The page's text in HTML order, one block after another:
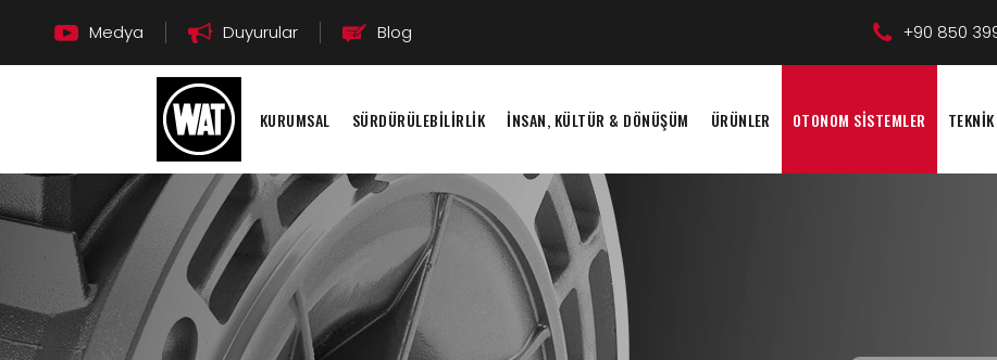
Medya Duyurular Blog +90 850
KURUMSAL SÜRDÜRÜLEBİLİRLİK İNSAN, KÜLTÜR & DÖNÜŞÜM ÜRÜNLER OTONOM SİSTEMLER